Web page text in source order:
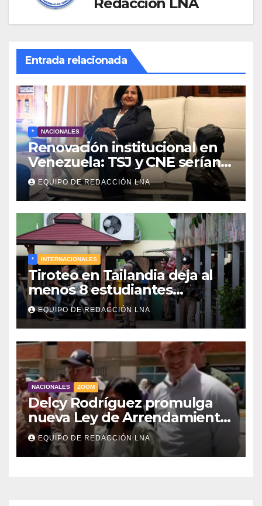
Entrada relacionada
* NACIONALES
Renovación institucional en
Venezuela: TSJ y CNE serían
designados a finales de 2026
EQUIPO DE REDACCIÓN LNA
* INTERNACIONALES
Tiroteo en Tailandia deja al
menos 8 estudiantes
muertos y 30 heridos
EQUIPO DE REDACCIÓN LNA
NACIONALES ZOOM
Delcy Rodríguez promulga
nueva Ley de Arrendamiento
para atender a familias
damnificadas
EQUIPO DE REDACCIÓN LNA